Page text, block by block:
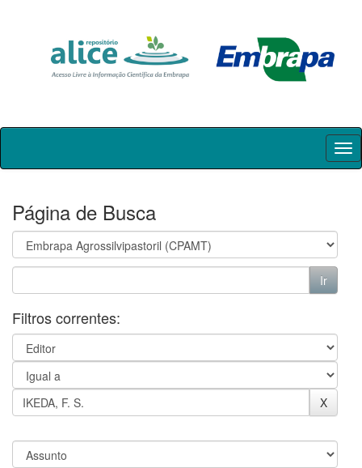
Skip
Página de Busca
Filtros correntes: